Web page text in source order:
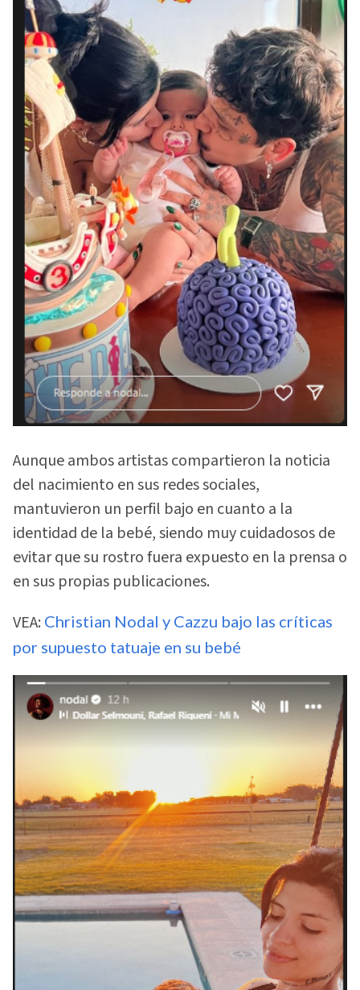
Aunque ambos artistas compartieron la noticia
del nacimiento en sus redes sociales,
mantuvieron un perfil bajo en cuanto a la
identidad de la bebé, siendo muy cuidadosos de
evitar que su rostro fuera expuesto en la prensa o
en sus propias publicaciones.
VEA: Christian Nodal y Cazzu bajo las críticas
por supuesto tatuaje en su bebé